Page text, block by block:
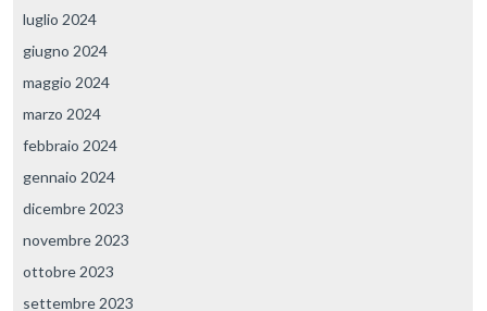
luglio 2024
giugno 2024
maggio 2024
marzo 2024
febbraio 2024
gennaio 2024
dicembre 2023
novembre 2023
ottobre 2023
settembre 2023